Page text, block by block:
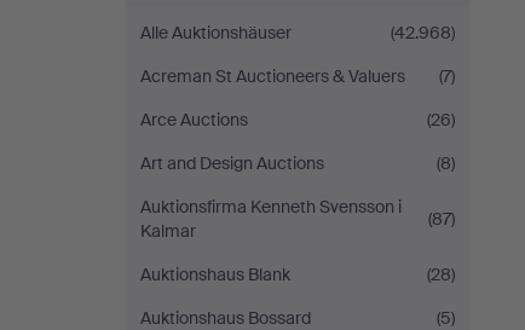
Andersson
Linköping
Alle Auktionshäuser
(42.968)
Acreman St Auctioneers & Valuers
(7)
Arce Auctions
(26)
Art and Design Auctions
(8)
Auktionsfirma Kenneth Svensson i
Kalmar
(87)
Auktionshaus Blank
(28)
Auktionshaus Bossard
(5)